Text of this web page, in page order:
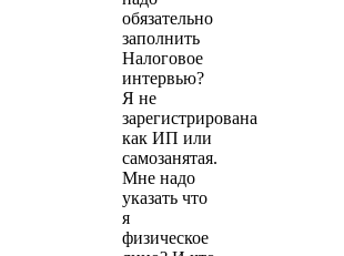
обязательно
заполнить
Налоговое
интервью?
Я не
зарегистрирована
как ИП или
самозанятая.
Мне надо
указать что
я
физическое